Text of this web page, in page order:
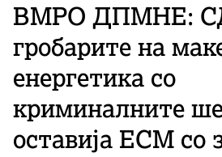
ВМРО ДПМНЕ:
гробарите на
енергетика со
криминалните
оставија ЕСМ со